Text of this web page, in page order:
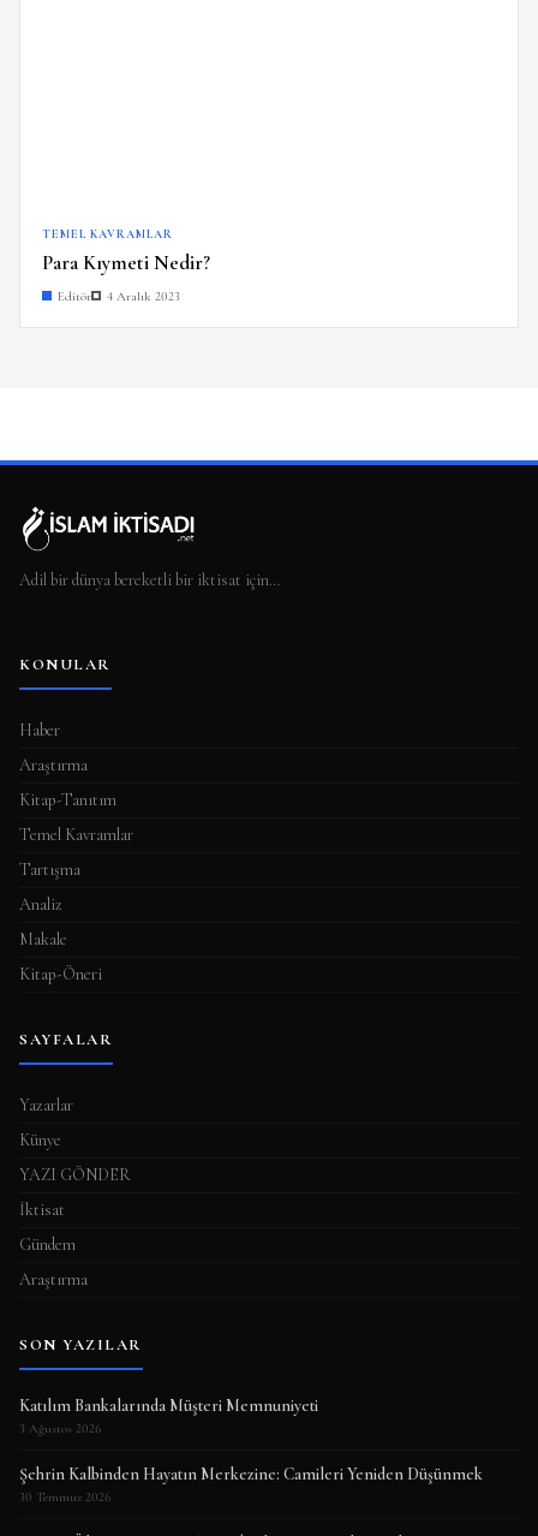
TEMEL KAVRAMLAR
Para Kıymeti Nedir?
Editör 4 Aralık 2023
Adil bir dünya bereketli bir iktisat için…
KONULAR
Haber
Araştırma
Kitap-Tanıtım
Temel Kavramlar
Tartışma
Analiz
Makale
Kitap-Öneri
SAYFALAR
Yazarlar
Künye
YAZI GÖNDER
İktisat
Gündem
Araştırma
SON YAZILAR
Katılım Bankalarında Müşteri Memnuniyeti
3 Ağustos 2026
Şehrin Kalbinden Hayatın Merkezine: Camileri Yeniden Düşünmek
30 Temmuz 2026